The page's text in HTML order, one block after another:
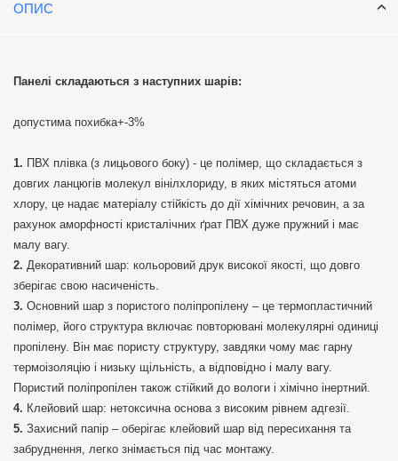
ОПИС
Панелі складаються з наступних шарів:
допустима похибка+-3%
ПВХ плівка (з лицьового боку) - це полімер, що складається з
довгих ланцюгів молекул вінілхлориду, в яких містяться атоми
хлору, це надає матеріалу стійкість до дії хімічних речовин, а за
рахунок аморфності кристалічних ґрат ПВХ дуже пружний і має
малу вагу.
Декоративний шар: кольоровий друк високої якості, що довго
зберігає свою насиченість.
Основний шар з пористого поліпропілену – це термопластичний
полімер, його структура включає повторювані молекулярні одиниці
пропілену. Він має пористу структуру, завдяки чому має гарну
термоізоляцію і низьку щільність, а відповідно і малу вагу.
Пористий поліпропілен також стійкий до вологи і хімічно інертний.
Клейовий шар: нетоксична основа з високим рівнем адгезії.
Захисний папір – оберігає клейовий шар від пересихання та
забруднення, легко знімається під час монтажу.